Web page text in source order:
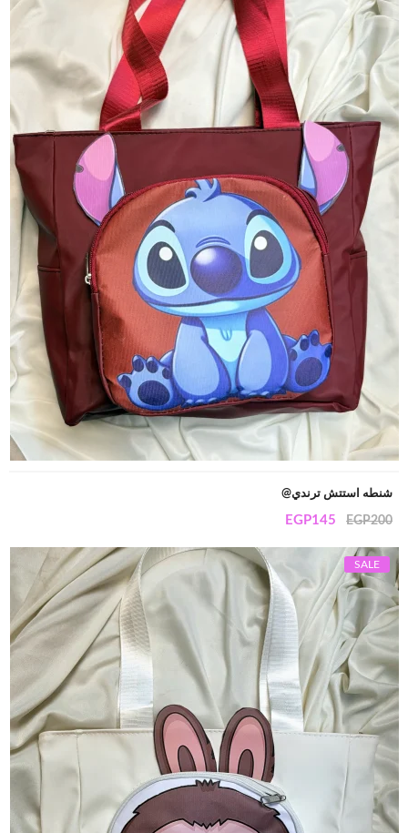
شنطه استتش ترندي@
EGP200
EGP145
SALE